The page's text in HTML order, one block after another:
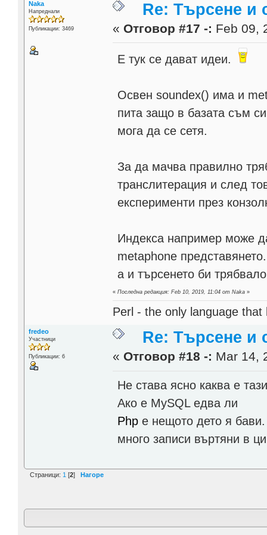
Naka
Напреднали
Публикации: 3469
Re: Търсене и
« Отговор #17 -: Feb 09,
Е тук се дават идеи.
Освен soundex() има и
пита защо в базата съм
мога да се сетя.
За да мачва правилно
транслитерация и след
експерименти през
Индекса например може
metaphone
а и търсенето би
«Последна редакция: Feb 10, 2019, 11:04 от Naka »
Perl - the only language
fredeo
Участници
Публикации: 6
Re: Търсене и
« Отговор #18 -: Mar 14,
Не става ясно каква е
Ако e MySQL едва ли
Php е нещото дето я
много записи въртяни в
Страници: 1 [2] Нагоре